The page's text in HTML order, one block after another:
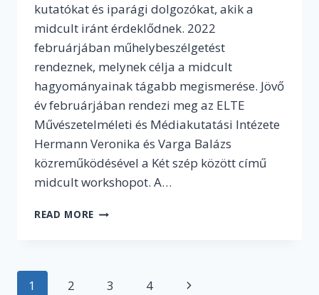
kutatókat és iparági dolgozókat, akik a
midcult iránt érdeklődnek. 2022
februárjában műhelybeszélgetést
rendeznek, melynek célja a midcult
hagyományainak tágabb megismerése. Jövő
év februárjában rendezi meg az ELTE
Művészetelméleti és Médiakutatási Intézete
Hermann Veronika és Varga Balázs
közreműködésével a Két szép között című
midcult workshopot. A…
READ MORE MÉG
AZ
Page
1 2 3 4 Next